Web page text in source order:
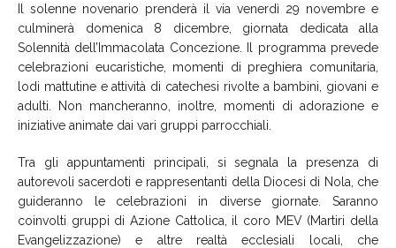
Il solenne novenario prenderà il via venerdì 29 novembre e
culminerà domenica 8 dicembre, giornata dedicata alla
Solennità dell’Immacolata Concezione. Il programma prevede
celebrazioni eucaristiche, momenti di preghiera comunitaria,
lodi mattutine e attività di catechesi rivolte a bambini, giovani e
adulti. Non mancheranno, inoltre, momenti di adorazione e
iniziative animate dai vari gruppi parrocchiali.
Tra gli appuntamenti principali, si segnala la presenza di
autorevoli sacerdoti e rappresentanti della Diocesi di Nola, che
guideranno le celebrazioni in diverse giornate. Saranno
coinvolti gruppi di Azione Cattolica, il coro MEV (Martiri della
Evangelizzazione) e altre realtà ecclesiali locali, che